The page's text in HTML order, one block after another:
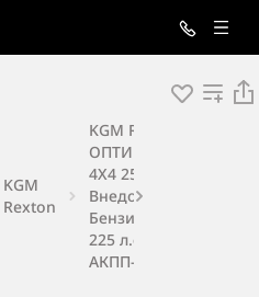
KGM
Rexton
KGM Rexton
ОПТИМУМ
4X4 25МГ
Внедорожник
Бензин 2,0 л
225 л.с.
АКПП-6